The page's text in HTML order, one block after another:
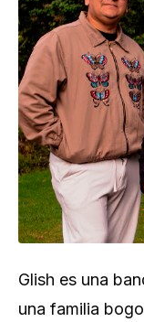
Glish es una
una familia